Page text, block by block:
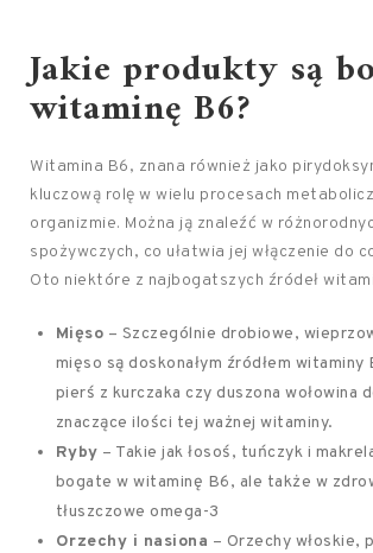
Jakie produkty są
witaminę B6?
Witamina B6, znana również jako
kluczową rolę w wielu procesach
organizmie. Można ją znaleźć w
spożywczych, co ułatwia jej włączenie do
Oto niektóre z najbogatszych źródeł
Mięso – Szczególnie drobiowe,
mięso są doskonałym źródłem witaminy
pierś z kurczaka czy duszona wołowina
znaczące ilości tej ważnej witaminy.
Ryby – Takie jak łosoś, tuńczyk i
bogate w witaminę B6, ale także w
tłuszczowe omega-3
Orzechy i nasiona – Orzechy włoskie,